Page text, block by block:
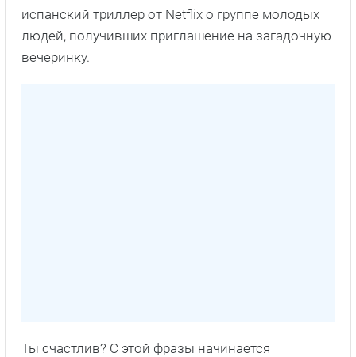
испанский триллер от Netflix о группе молодых
людей, получивших приглашение на загадочную
вечеринку.
Ты счастлив? С этой фразы начинается